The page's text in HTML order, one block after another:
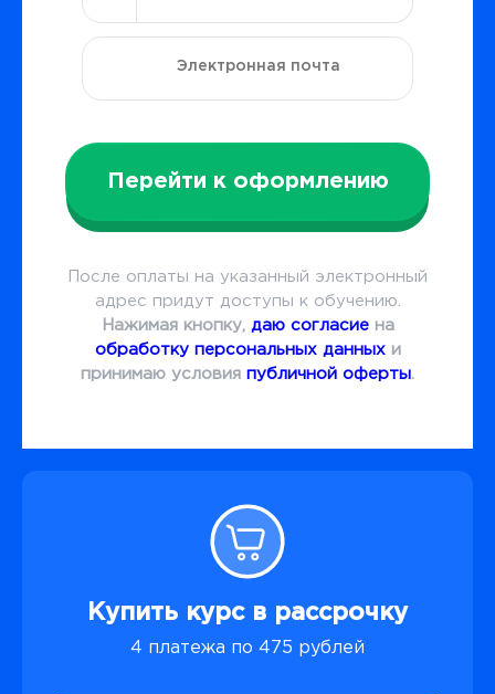
Перейти к оформлению
После оплаты на указанный электронный
адрес придут доступы к обучению.
Нажимая кнопку, даю согласиена
обработку персональных данныхи
принимаю условия публичной оферты.
Купить курс в рассрочку
4 платежа по 475 рублей